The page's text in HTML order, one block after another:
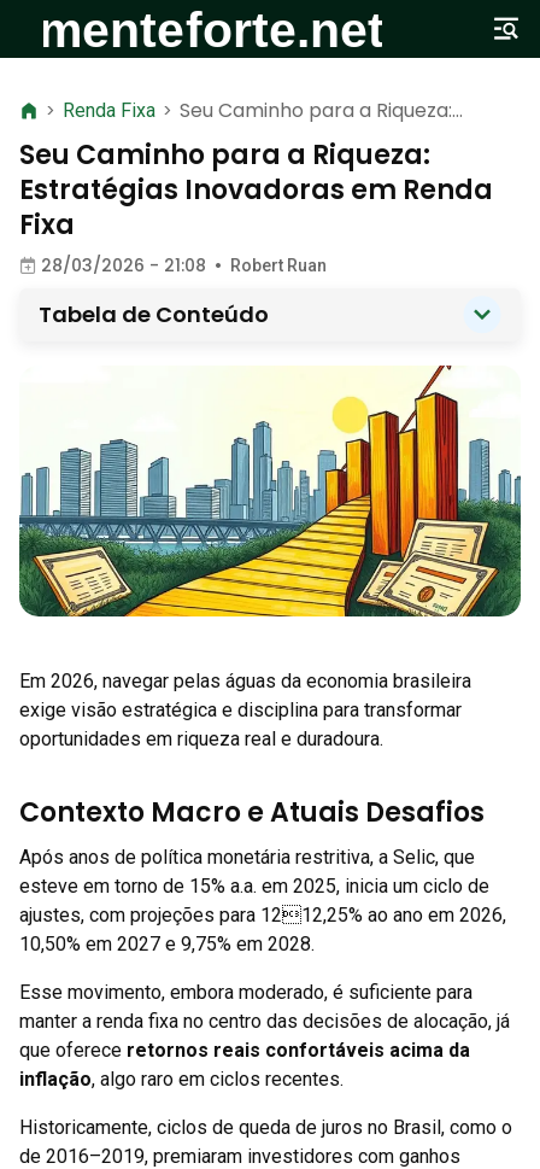
> Renda Fixa > Seu Caminho para a Riqueza:
Estratégias Inovadoras em Renda
Fixa
Seu Caminho para a Riqueza:
Estratégias Inovadoras em Renda
Fixa
28/03/2026 - 21:08 • Robert Ruan
Tabela de Conteúdo
Em 2026, navegar pelas águas da economia brasileira
exige visão estratégica e disciplina para transformar
oportunidades em riqueza real e duradoura.
Contexto Macro e Atuais Desafios
Após anos de política monetária restritiva, a Selic, que
esteve em torno de 15% a.a. em 2025, inicia um ciclo de
ajustes, com projeções para 1212,25% ao ano em 2026,
10,50% em 2027 e 9,75% em 2028.
Esse movimento, embora moderado, é suficiente para
manter a renda fixa no centro das decisões de alocação, já
que oferece retornos reais confortáveis acima da
inflação, algo raro em ciclos recentes.
Historicamente, ciclos de queda de juros no Brasil, como o
de 2016–2019, premiaram investidores com ganhos